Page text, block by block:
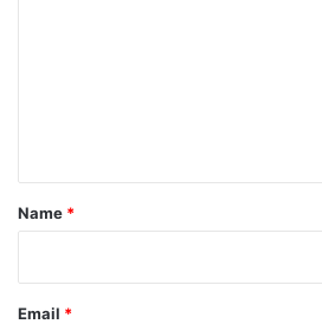
*
Name *
Email *